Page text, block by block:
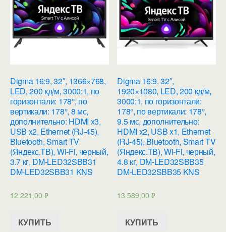
Digma 16:9, 32″, 1366×768,
LED, 200 кд/м, 3000:1, по
горизонтали: 178°, по
вертикали: 178°, 8 мс,
дополнительно: HDMI x3,
USB x2, Ethernet (RJ-45),
Bluetooth, Smart TV
(Яндекс.ТВ), Wi-Fi, черный,
3.7 кг, DM-LED32SBB31
DM-LED32SBB31 KNS
12 221,00 ₽
КУПИТЬ
Digma 16:9, 32″,
1920×1080, LED, 200 кд/м,
3000:1, по горизонтали:
178°, по вертикали: 178°,
9.5 мс, дополнительно:
HDMI x2, USB x1, Ethernet
(RJ-45), Bluetooth, Smart TV
(Яндекс.ТВ), Wi-Fi, черный,
4.8 кг, DM-LED32SBB35
DM-LED32SBB35 KNS
13 589,00₽
КУПИТЬ